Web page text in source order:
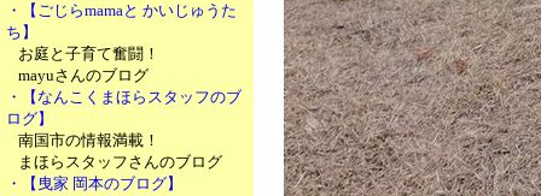
・【ごじらmamaと かいじゅうた
ち】
お庭と子育て奮闘！
mayuさんのブログ
・【なんこくまほらスタッフのブ
ログ】
南国市の情報満載！
まほらスタッフさんのブログ
・【曳家 岡本のブログ】